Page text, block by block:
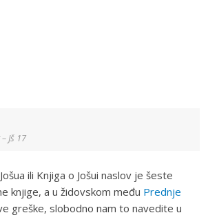
Jš 17
ili Knjiga o Jošui naslov je šeste
knjige, a u židovskom među Prednje
greške, slobodno nam to navedite u